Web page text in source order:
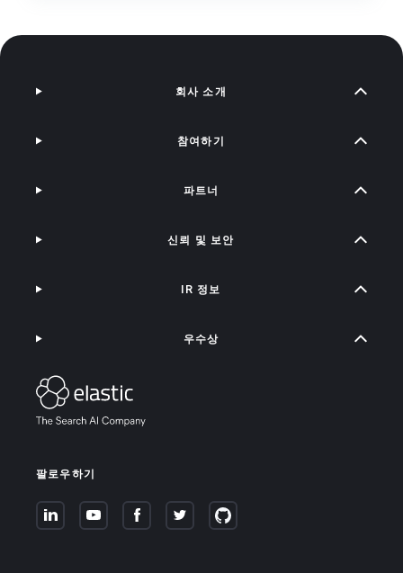
팔로우하기
회사 소개
참여하기
파트너
신뢰 및 보안
IR 정보
우수상